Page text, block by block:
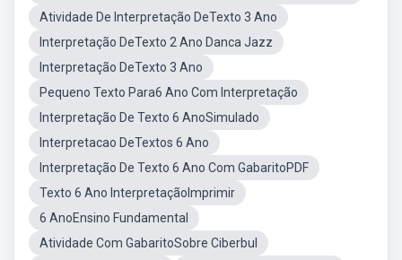
Atividade De Interpretação DeTexto 3 Ano
Interpretação DeTexto 2 Ano Danca Jazz
Interpretação DeTexto 3 Ano
Pequeno Texto Para6 Ano Com Interpretação
Interpretação De Texto 6 AnoSimulado
Interpretacao DeTextos 6 Ano
Interpretação De Texto 6 Ano Com GabaritoPDF
Texto 6 Ano InterpretaçãoImprimir
6 AnoEnsino Fundamental
Atividade Com GabaritoSobre Ciberbul